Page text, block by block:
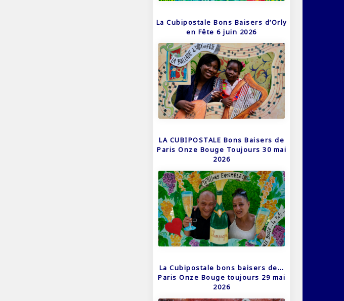
La Cubipostale Bons Baisers d’Orly
en Fête 6 juin 2026
LA CUBIPOSTALE Bons Baisers de
Paris Onze Bouge Toujours 30 mai
2026
La Cubipostale bons baisers de…
Paris Onze Bouge toujours 29 mai
2026